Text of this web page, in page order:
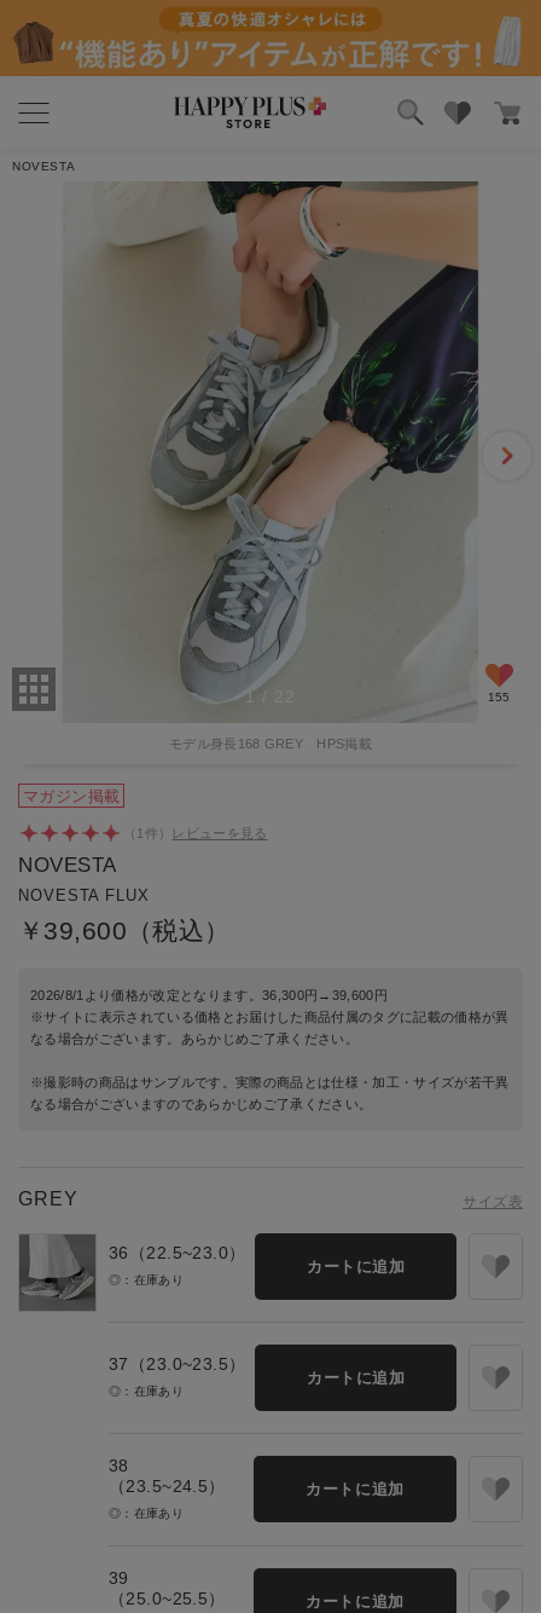
特集
NOVESTA
マガジン掲載
1 / 155
モデル身長168 GREY HPS掲載
（ 1 件） レビューを見る
5 1件
レビューを書く
2026/06/27 12:29:14
｜カラー:BLACK ｜サイズ:39 （25.0~25.5）
novestaが好きで、今まで色々なシリーズを購入しましたが、こちら
は若干大きめです（ちなみに幅広、甲高で…
もっと見る
3人のお客様がこのレビューが参考になったと回答しています
NOVESTA
NOVESTA FLUX
￥39,600（税込）
2026/8/1より価格が改定となります。36,300円→39,600円
※サイトに表示されている価格とお届けした商品付属のタグに記載の価格が異
なる場合がございます。あらかじめご了承ください。
※撮影時の商品はサンプルです。実際の商品とは仕様・加工・サイズが若干異
なる場合がございますのであらかじめご了承ください。
サイズ表
GREY
36（22.5~23.0）
◎：在庫あり
カートに追加
37（23.0~23.5）
◎：在庫あり
カートに追加
38
（23.5~24.5）
◎：在庫あり
カートに追加
39
（25.0~25.5）
カートに追加